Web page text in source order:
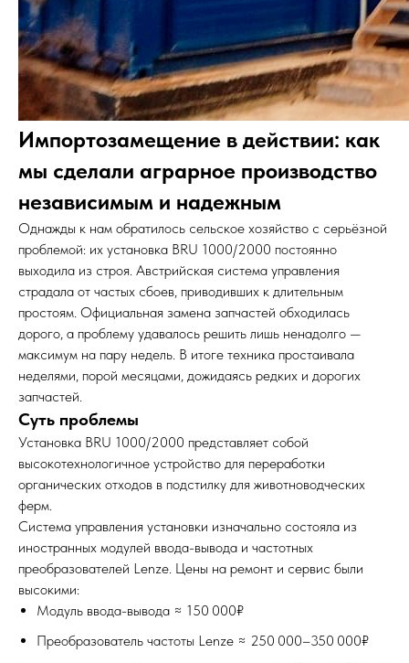
Импортозамещение в действии: как
мы сделали аграрное производство
независимым и надежным
Однажды к нам обратилось сельское хозяйство с серьёзной
проблемой: их установка BRU 1000/2000 постоянно
выходила из строя. Австрийская система управления
страдала от частых сбоев, приводивших к длительным
простоям. Официальная замена запчастей обходилась
дорого, а проблему удавалось решить лишь ненадолго —
максимум на пару недель. В итоге техника простаивала
неделями, порой месяцами, дожидаясь редких и дорогих
запчастей.
Суть проблемы
Установка BRU 1000/2000 представляет собой
высокотехнологичное устройство для переработки
органических отходов в подстилку для животноводческих
ферм.
Система управления установки изначально состояла из
иностранных модулей ввода-вывода и частотных
преобразователей Lenze. Цены на ремонт и сервис были
высокими:
Модуль ввода-вывода ≈ 150 000₽
Преобразователь частоты Lenze ≈ 250 000–350 000₽